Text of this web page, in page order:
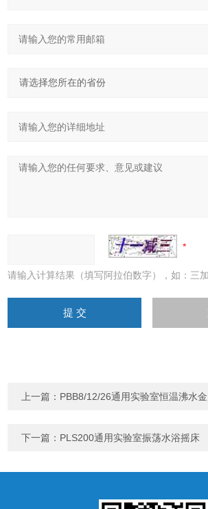
请输入计算结果（填写阿拉伯数字），如：三
上一篇： PBB8/12/26通用实验室恒温沸水
下一篇： PLS200通用实验室振荡水浴摇床